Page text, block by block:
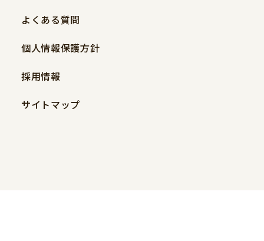
よくある質問
個人情報保護方針
採用情報
サイトマップ